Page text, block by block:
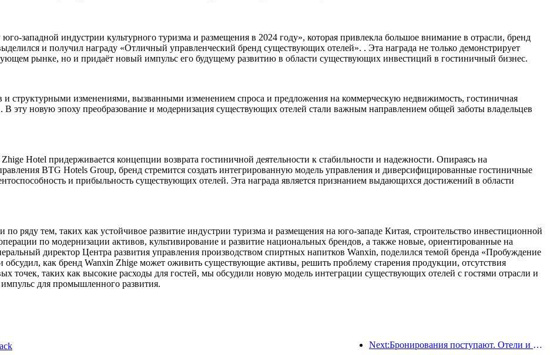
западной индустрии культурного туризма и размещения в 2024 году», которая привлекла большое внимание в отрасли, бренд
и получил награду «Отличный управленческий бренд существующих отелей». . Эта награда не только демонстрирует
рынке, но и придаёт новый импульс его будущему развитию в области существующих инвестиций в гостиничный бизнес.
структурными изменениями, вызванными изменением спроса и предложения на коммерческую недвижимость, гостиничная
В эту новую эпоху преобразование и модернизация существующих отелей стали важным направлением общей заботы владельцев
Hotel придерживается концепции возврата гостиничной деятельности к стабильности и надежности. Опираясь на
BTG Hotels Group, бренд стремится создать интегрированную модель управления и диверсифицированные гостиничные
и прибыльность существующих отелей. Эта награда является признанием выдающихся достижений в области
ряду тем, таких как устойчивое развитие индустрии туризма и размещения на юго-западе Китая, строительство инвестиционной
по модернизации активов, культивирование и развитие национальных брендов, а также новые, ориентированные на
директор Центра развития управления производством спиртных напитков Wanxin, поделился темой бренда «Пробуждение
обсудил, как бренд Wanxin Zhige может оживить существующие активы, решить проблему старения продукции, отсутствия
точек, таких как высокие расходы для гостей, мы обсудили новую модель интеграции существующих отелей с гостями отрасли и
для промышленного развития.
Next:Бронирования поступают. Отели и продавцы B&B одинаково популярны среди бронирований. Средний уровень бронирования в Национальный день составляет 24,97% и 24,49% соответственно.